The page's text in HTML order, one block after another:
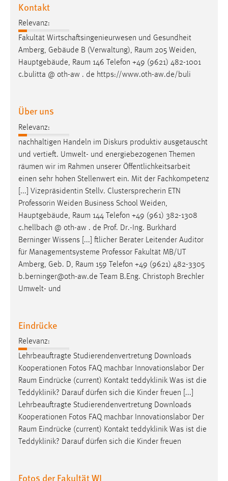
Kontakt
Relevanz:
Fakultät Wirtschaftsingenieurwesen und Gesundheit
Amberg, Gebäude B (Verwaltung), Raum 205 Weiden,
Hauptgebäude, Raum 146 Telefon +49 (9621) 482-1001
c.bulitta @ oth-aw . de https://www.oth-aw.de/buli
Über uns
Relevanz:
nachhaltigen Handeln im Diskurs produktiv ausgetauscht
und vertieft. Umwelt- und energiebezogenen Themen
räumen wir im Rahmen unserer Öffentlichkeitsarbeit
einen sehr hohen Stellenwert ein. Mit der Fachkompetenz
[...] Vizepräsidentin Stellv. Clustersprecherin ETN
Professorin Weiden Business School Weiden,
Hauptgebäude, Raum 144 Telefon +49 (961) 382-1308
c.hellbach @ oth-aw . de Prof. Dr.-Ing. Burkhard
Berninger Wissens [...] ftlicher Berater Leitender Auditor
für Managementsysteme Professor Fakultät MB/UT
Amberg, Geb. D, Raum 159 Telefon +49 (9621) 482-3305
b.berninger@oth-aw.de Team B.Eng. Christoph Brechler
Umwelt- und
Eindrücke
Relevanz:
Lehrbeauftragte Studierendenvertretung Downloads
Kooperationen Fotos FAQ machbar Innovationslabor Der
Raum Eindrücke (current) Kontakt teddyklinik Was ist die
Teddyklinik? Darauf dürfen sich die Kinder freuen [...]
Lehrbeauftragte Studierendenvertretung Downloads
Kooperationen Fotos FAQ machbar Innovationslabor Der
Raum Eindrücke (current) Kontakt teddyklinik Was ist die
Teddyklinik? Darauf dürfen sich die Kinder freuen
Fotos der Fakultät WI
Zweck:
Zugriffsstatistik
Cookie Laufzeit:
Max. 13 Monate
Marketing Cookies werden von Drittanbietern
Sie tun dies, indem sie Besucher über Websites
hinweg verfolgen.
Google Ads
Name:
_gcl_au
Anbieter:
Google Ireland Limited
Zweck:
Conversion-Tracking
Cookie Laufzeit:
3 Monate
Facebook Pixel
Name:
_fbp
Anbieter:
Facebook
Zweck:
Conversion-Tracking
Cookie Laufzeit:
3 Monate